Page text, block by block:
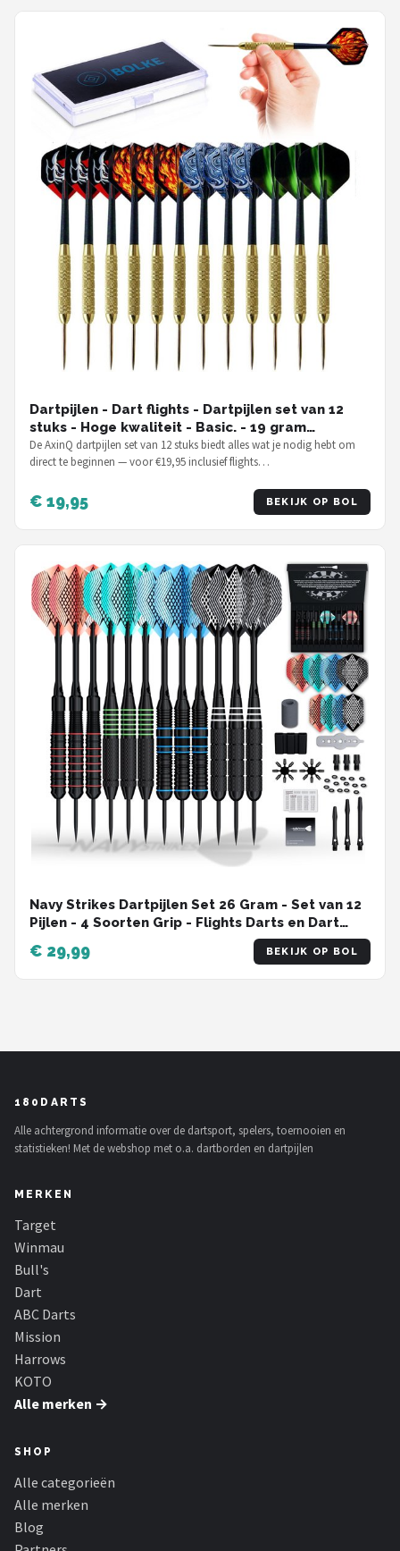
Dartpijlen - Dart flights - Dartpijlen set van 12
stuks - Hoge kwaliteit - Basic. - 19 gram
dartpijlen
De AxinQ dartpijlen set van 12 stuks biedt alles wat je nodig hebt om
direct te beginnen — voor €19,95 inclusief flights…
€ 19,95 BEKIJK OP BOL
Navy Strikes Dartpijlen Set 26 Gram - Set van 12
Pijlen - 4 Soorten Grip - Flights Darts en Dart
Shafts - Darten - 108 Delige Set - Incl Add-a-
Gram 27 Gram
€ 29,99 BEKIJK OP BOL
180DARTS
Alle achtergrond informatie over de dartsport, spelers, toernooien en
statistieken! Met de webshop met o.a. dartborden en dartpijlen
MERKEN
Target
Winmau
Bull's
Dart
ABC Darts
Mission
Harrows
KOTO
Alle merken →
SHOP
Alle categorieën
Alle merken
Blog